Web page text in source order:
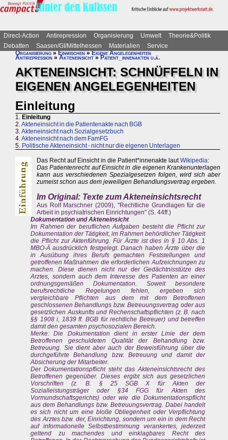
Direct-Action Antirepression Organisierung Umwelt
Theorie&Politik
Debatten
Saasen/GI/Mittelhessen Materialien
Service
Organisierung»Einmischen»Eigene Angelegenheiten
Antirepression » Akteneinsicht » Patient_innenakten u.ä.
AKTENEINSICHT: SCHNÜFFELN IN
EIGENEN ANGELEGENHEITEN
Einleitung
1. Einleitung
2.Akteneinsicht in die Patientenakte nach BGB
3.Akteneinsicht nach Sozialgesetzbuch
4.Akteneinsicht nach dem FamFG
5. Politische Akteneinsicht - nicht nur die eigenen Unterlagen
Das Recht auf Einsicht in die Patient*innenakte lautWikipedia:
Das Patientenrecht auf Einsicht in die eigenen Krankenunterlagen
kann aus verschiedenen Spezialgesetzen folgen, wird sich aber
zumeist schon aus dem jeweiligen Behandlungsvertrag ergeben.
Im Original: Texte zum Akteneinsichtsrecht
Aus Rolf Marschner (2009), "Rechtliche Grundlagen für die
Arbeit in psychiatrischen Einrichtungen" (S. 44ff.)
Dokumentation und Akteneinsicht
Im Rahmen der beruflichen Aufgaben besteht die Pflicht zur
Dokumentation der Tätigkeit, im Rahmen behördlicher Tätigkeit
die Pflicht zur Aktenführung. Für Ärzte ist dies in § 10 Abs. 1
MBO-Ä ausdrücklich festgelegt. Danach haben Ärzte über die
in Ausübung ihres Berufs gemachten Feststellungen und
getroffenen Maßnahmen die erforderlichen Aufzeichnungen zu
machen. Diese dienen nicht nur der Gedächtnisstütze des
Arztes, sondern auch dem Interesse des Patienten an einer
ordnungsgemäßen Dokumentation. Soweit besondere
berufsrechtliche Regelungen fehlen, ergeben sich
vergleichbare Pflichten aus dem mit dem Betroffenen
geschlossenen Behandlungs bzw. Betreuungsvertrag oder aus
gesetzlichen Auskunfts und Rechenschaftspflichten (z. B. nach
§§ 1908 i, 1839 ff. BGB für rechtliche Betreuer) und betreffen
damit den gesamten psychosozialen Bereich.
Merke: Die Dokumentation dient in erster Linie der dem
Betroffenen geschuldeten Qualität der Behandlung bzw.
Betreuung. Sie dient aber auch der Beweisführung über die
durchgeführte Behandlung bzw. Betreuung und damit der
Absicherung der Mitarbeiter.
Der Dokumentationspflicht steht das Akteneinsichtsrecht des
Betroffenen gegenüber. Dieses ergibt sich aus gesetzlichen
Vorschriften (z. B. § 25 SGB X für Akten der
Sozialleistungsträger oder §34 FGG für Akten des
Vormundschaftsgerichts) oder wie die Dokumentationspflicht
aus dem Behandlungs bzw. Betreuungsvertrag. Dabei handelt
es sich nicht um eine bloße Obliegenheit oder Verpflichtung
des Arztes bzw. der, Einrichtung, sondern um ein in dem Recht
auf informationelle Selbstbestimmung verankertes, jederzeit
geltend zu machendes und einklagbares Recht des